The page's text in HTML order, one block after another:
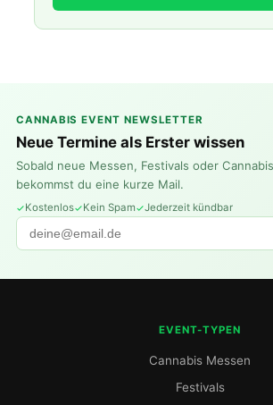
CANNABIS EVENT NEWSLETTER
Neue Termine als Erster wissen
Sobald neue Messen, Festivals oder
bekommst du eine kurze Mail.
Kostenlos Kein Spam Jederzeit kündbar
EVENT-TYPEN
Cannabis Messen
Festivals